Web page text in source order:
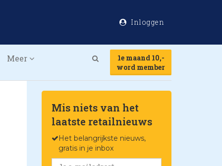
Inloggen
Meer
1e maand 10,-
word member
Mis niets van het
laatste retailnieuws
Het belangrijkste nieuws,
gratis in je inbox